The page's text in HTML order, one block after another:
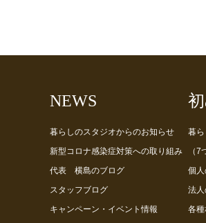
NEWS
暮らしのスタジオからのお知らせ
新型コロナ感染症対策への取り組み
代表 横島のブログ
スタッフブログ
キャンペーン・イベント情報
暮ら
（7
個
法
各